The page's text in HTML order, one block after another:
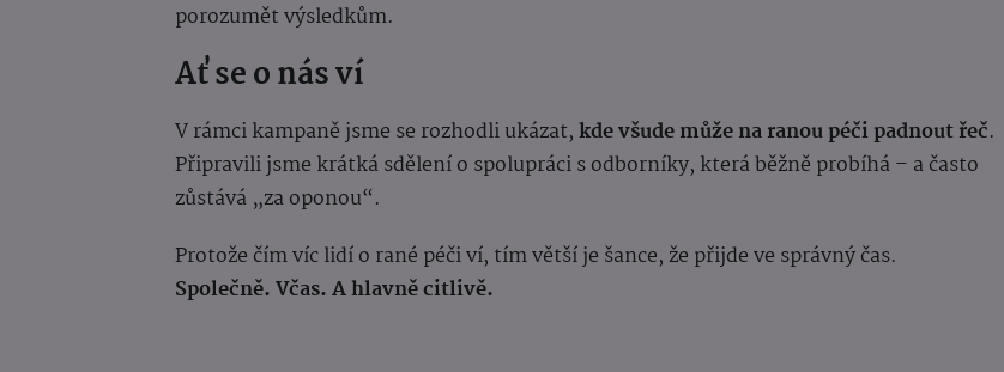
porozumět výsledkům.
Ať se o nás ví
V rámci kampaně jsme se rozhodli ukázat,kde všude může na ranou péči padnout řeč.
Připravili jsme krátká sdělení o spolupráci s odborníky, která běžně probíhá – a často
zůstává „za oponou“.
Protože čím víc lidí o rané péči ví, tím větší je šance, že přijde ve správný čas.
Společně. Včas. A hlavně citlivě.